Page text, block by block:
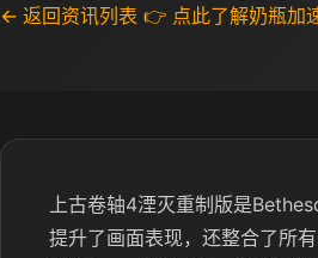
← 返回资讯列表 👉 点此了解奶瓶加
上古卷轴4湮灭重制版是
提升了画面表现，还整合了所